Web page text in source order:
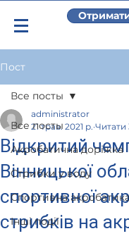
Пост
Все посты
Акробатична доріжка
Стрибки у воду
Спортивна акробатика
Інші події
Все посты
Відкритий
Вінницької
спортивної
стрибків на
administrator
21 трав. 2021 р. Читати